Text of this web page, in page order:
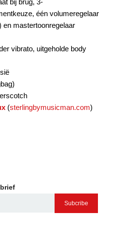
één volumeregelaar
en mastertoonregelaar
vibrato, uitgeholde body
(sterlingbymusicman.com)
Subcribe